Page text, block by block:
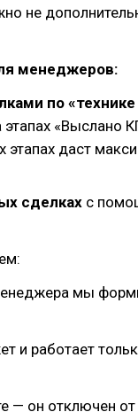
не
менеджеров:
по
этапах «Выслано
этапах даст
сделках с
мы
и работает
— он отключен